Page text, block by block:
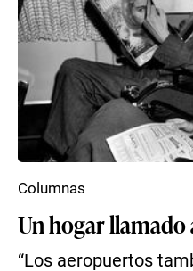
Un hogar
“Los aeropuertos
Columnas